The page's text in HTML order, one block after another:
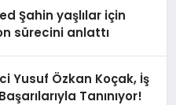
Şahin yaşlılar için
sürecini anlattı
Yusuf Özkan Koçak, İş
Tanınıyor!